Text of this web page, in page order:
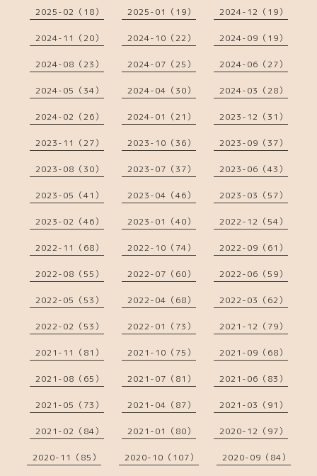
2025-02（18） 2025-01（19） 2024-12（19）
2024-11（20） 2024-10（22） 2024-09（19）
2024-08（23） 2024-07（25） 2024-06（27）
2024-05（34） 2024-04（30） 2024-03（28）
2024-02（26） 2024-01（21） 2023-12（31）
2023-11（27） 2023-10（36） 2023-09（37）
2023-08（30） 2023-07（37） 2023-06（43）
2023-05（41） 2023-04（46） 2023-03（57）
2023-02（46） 2023-01（40） 2022-12（54）
2022-11（68） 2022-10（74） 2022-09（61）
2022-08（55） 2022-07（60） 2022-06（59）
2022-05（53） 2022-04（68） 2022-03（62）
2022-02（53） 2022-01（73） 2021-12（79）
2021-11（81） 2021-10（75） 2021-09（68）
2021-08（65） 2021-07（81） 2021-06（83）
2021-05（73） 2021-04（87） 2021-03（91）
2021-02（84） 2021-01（80） 2020-12（97）
2020-11（85） 2020-10（107） 2020-09（84）